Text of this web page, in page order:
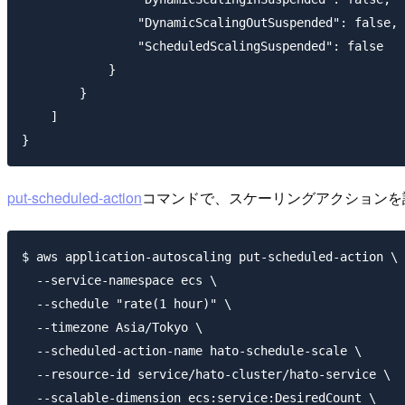
                "DynamicScalingOutSuspended": false,
                "ScheduledScalingSuspended": false
            }
        }
    ]
put-scheduled-actionコマンドで、スケーリングアクションを
$ aws application-autoscaling put-scheduled-action \
  --service-namespace ecs \
  --schedule "rate(1 hour)" \
  --timezone Asia/Tokyo \
  --scheduled-action-name hato-schedule-scale \
  --resource-id service/hato-cluster/hato-service \
  --scalable-dimension ecs:service:DesiredCount \